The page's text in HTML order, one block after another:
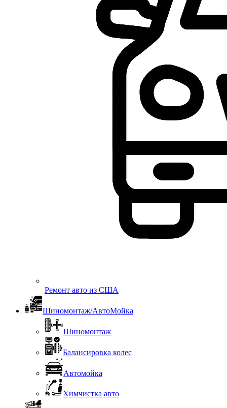
Ремонт авто из США
Шиномонтаж/АвтоМойка
Шиномонтаж
Балансировка колес
Автомойка
Химчистка авто